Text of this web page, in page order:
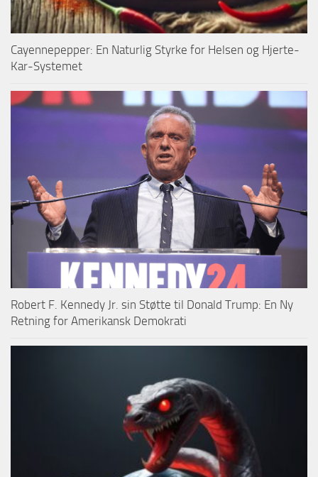
Cayennepepper: En Naturlig Styrke for Helsen og Hjerte-
Kar-Systemet
Robert F. Kennedy Jr. sin Støtte til Donald Trump: En Ny
Retning for Amerikansk Demokrati